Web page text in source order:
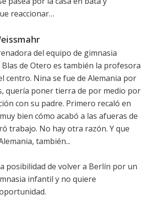
reaccionar…
del equipo de gimnasia
de Otero es también la profesora
centro. Nina se fue de Alemania por
quería poner tierra de por medio por
con su padre. Primero recaló en
bien cómo acabó a las afueras de
trabajo. No hay otra razón. Y que
también...
posibilidad de volver a Berlín por un
infantil y no quiere